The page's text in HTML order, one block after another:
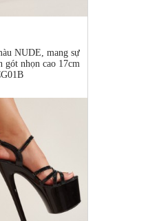
NUDE, mang sự
gót nhọn cao 17cm